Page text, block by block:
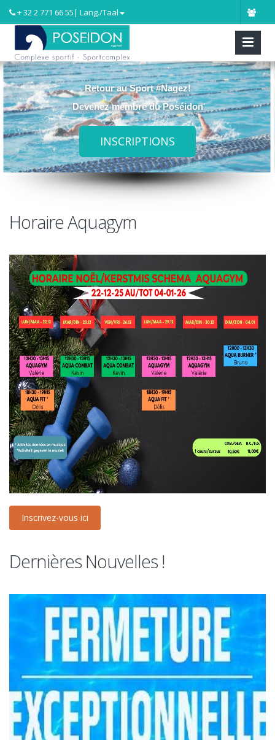
+ 32 2 771 66 55 | Lang./Taal
Retour au Sport #Nagez!
Devenez membre du Poséidon
INSCRIPTIONS
Horaire Aquagym
Inscrivez-vous ici
Dernières Nouvelles !